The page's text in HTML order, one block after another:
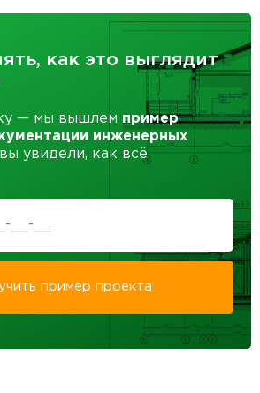
как это выглядит
— мы вышлем пример
инженерных
увидели, как всё
пример проекта